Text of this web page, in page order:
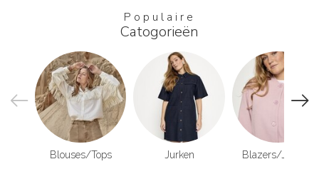
Populaire
Catogorieën
Blouses/Tops Jurken Blazers/Jackets